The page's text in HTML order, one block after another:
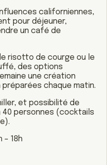
californiennes,
pour déjeuner,
un café de
risotto de courge ou le
des options
une création
chaque matin.
et possibilité de
40 personnes (cocktails
– 18h